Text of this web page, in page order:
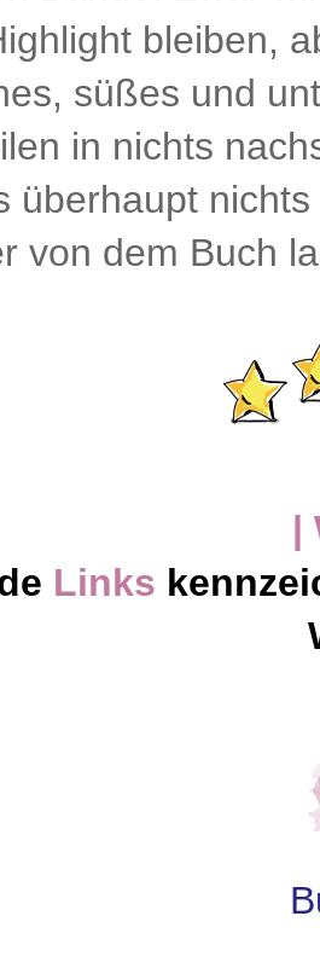
bleiben,
süßes und
in nichts
überhaupt
von dem Buch
|
Links